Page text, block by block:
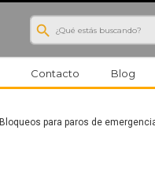
search
Contacto Blog
Bloqueos para paros de